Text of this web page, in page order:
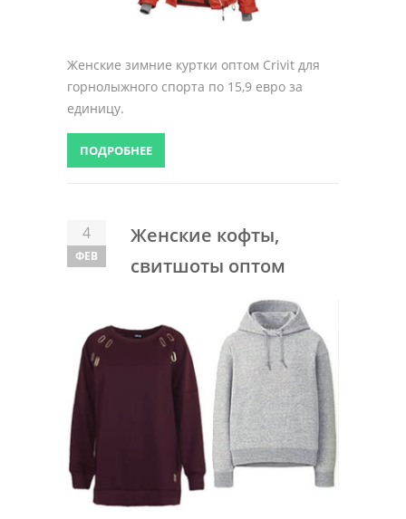
Женские зимние куртки оптом Crivit для
горнолыжного спорта по 15,9 евро за
единицу.
ПОДРОБНЕЕ
4
ФЕВ
Женские кофты,
свитшоты оптом